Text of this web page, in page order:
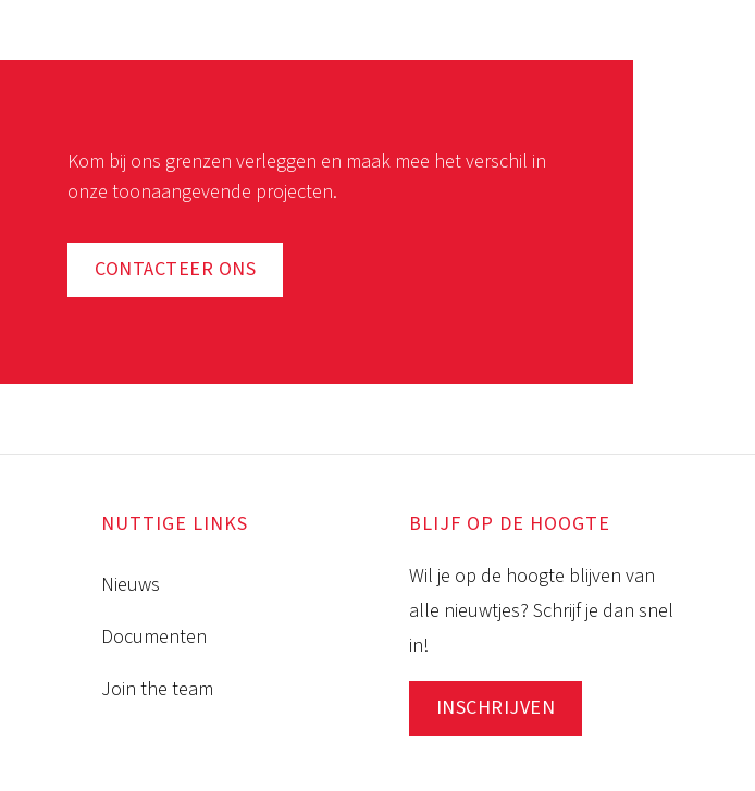
Kom bij ons grenzen verleggen en maak mee het verschil in
onze toonaangevende projecten.
CONTACTEER ONS
NUTTIGE LINKS
Nieuws
Documenten
Join the team
BLIJF OP DE HOOGTE
Wil je op de hoogte blijven van
alle nieuwtjes? Schrijf je dan snel
in!
INSCHRIJVEN